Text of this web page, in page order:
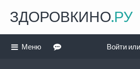
ЗДОРОВКИНО.РУ
Меню Войти